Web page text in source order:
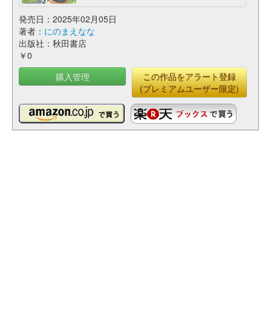
発売日：2025年02月05日
著者： にのまえなな
出版社：秋田書店
￥0
購入管理
この作品をアラート登録
(プレミアムユーザー限定)